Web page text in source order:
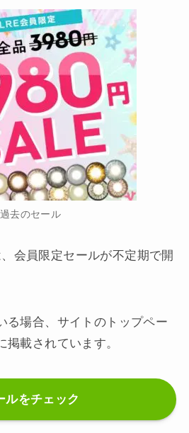
過去のセール
会員限定セールが不定期で開
る場合、サイトのトップペー
掲載されています。
ルをチェック